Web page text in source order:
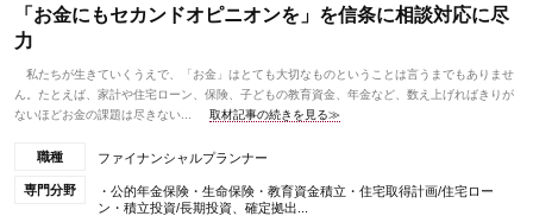
「お金にもセカンドオピニオンを」を信条に相談対応に尽
力
私たちが生きていくうえで、「お金」はとても大切なものということは言うまでもありませ
ん。たとえば、家計や住宅ローン、保険、子どもの教育資金、年金など、数え上げればきりが
ないほどお金の課題は尽きない...
取材記事の続きを見る≫
職種 ファイナンシャルプランナー
専門分野
・公的年金保険・生命保険・教育資金積立・住宅取得計画/住宅ロー
ン・積立投資/長期投資、確定拠出...